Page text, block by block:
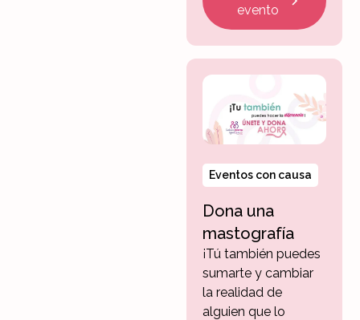
evento
Eventos con causa
Dona una
mastografía
¡Tú también puedes
sumarte y cambiar
la realidad de
alguien que lo